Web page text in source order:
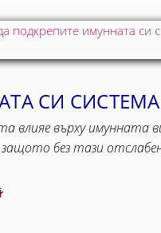
СИ
влияе върху имунната
без тази